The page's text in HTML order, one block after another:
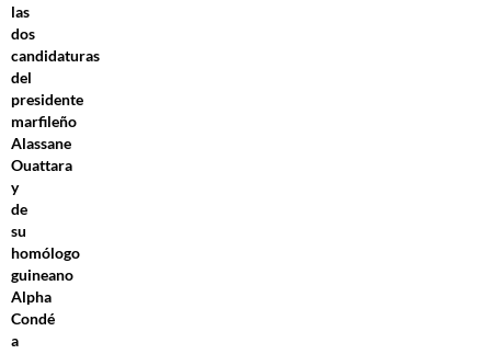
las
dos
candidaturas
del
presidente
marfileño
Alassane
Ouattara
y
de
su
homólogo
guineano
Alpha
Condé
a